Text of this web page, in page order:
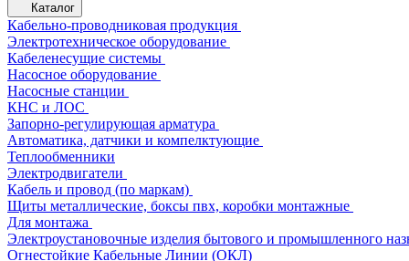
Каталог
Кабельно-проводниковая продукция
Электротехническое оборудование
Кабеленесущие системы
Насосное оборудование
Насосные станции
КНС и ЛОС
Запорно-регулирующая арматура
Автоматика, датчики и компелктующие
Теплообменники
Электродвигатели
Кабель и провод (по маркам)
Щиты металлические, боксы пвх, коробки монтажные
Для монтажа
Электроустановочные изделия бытового и промышленного
Огнестойкие Кабельные Линии (ОКЛ)